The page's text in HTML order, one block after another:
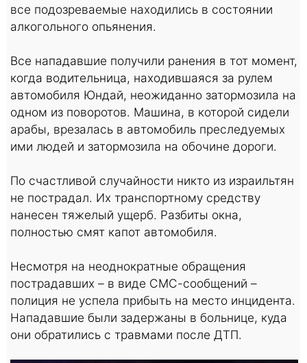
все подозреваемые находились в состоянии
алкогольного опьянения.
Все нападавшие получили ранения в тот момент,
когда водительница, находившаяся за рулем
автомобиля Юндай, неожиданно затормозила на
одном из поворотов. Машина, в которой сидели
арабы, врезалась в автомобиль преследуемых
ими людей и затормозила на обочине дороги.
По счастливой случайности никто из израильтян
не пострадал. Их транспортному средству
нанесен тяжелый ущерб. Разбиты окна,
полностью смят капот автомобиля.
Несмотря на неоднократные обращения
пострадавших – в виде СМС-сообщений –
полиция не успела прибыть на место инцидента.
Нападавшие были задержаны в больнице, куда
они обратились с травмами после ДТП.